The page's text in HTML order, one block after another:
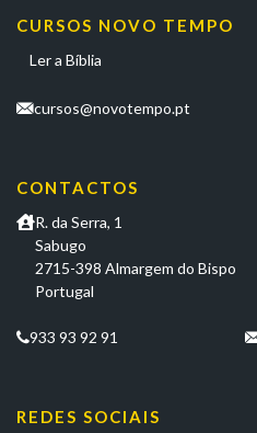
CURSOS NOVO TEMPO
Ler a Bíblia
cursos@novotempo.pt
CONTACTOS
R. da Serra, 1
Sabugo
2715-398 Almargem do Bispo
Portugal
933 93 92 91
REDES SOCIAIS